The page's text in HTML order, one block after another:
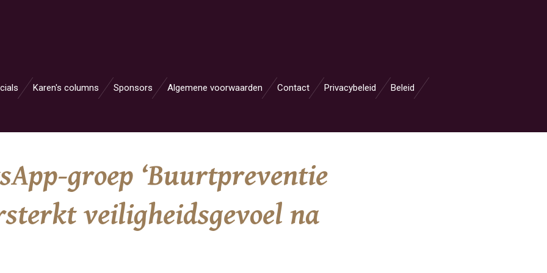
Karen's columns Sponsors Algemene voorwaarden Contact Privacybeleid Beleid
groep ‘Buurtpreventie
veiligheidsgevoel na